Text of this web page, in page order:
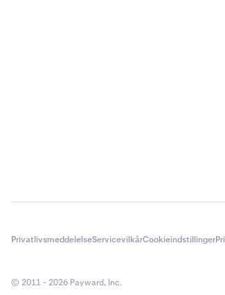
PrivatlivsmeddelelseServicevilkårCookieindstillinger
© 2011 - 2026 Payward, Inc.